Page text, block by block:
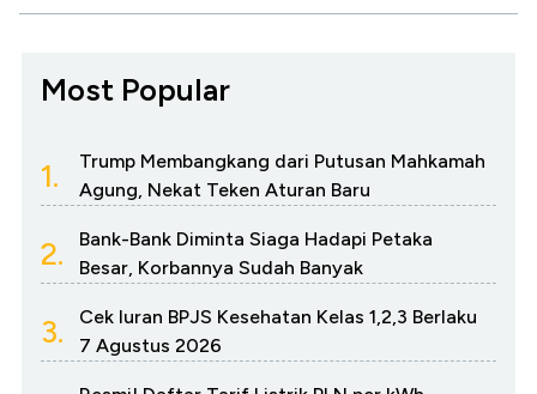
Most Popular
1.
Trump Membangkang dari Putusan Mahkamah
Agung, Nekat Teken Aturan Baru
2.
Bank-Bank Diminta Siaga Hadapi Petaka
Besar, Korbannya Sudah Banyak
3.
Cek Iuran BPJS Kesehatan Kelas 1,2,3 Berlaku
7 Agustus 2026